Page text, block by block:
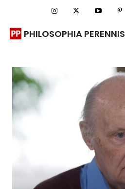
PHILOSOPHIA PERENNIS